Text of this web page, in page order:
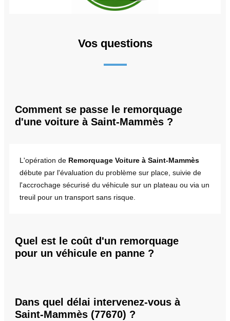
Vos questions
Comment se passe le remorquage
d'une voiture à Saint-Mammès ?
L'opération de Remorquage Voiture à Saint-Mammès
débute par l'évaluation du problème sur place, suivie de
l'accrochage sécurisé du véhicule sur un plateau ou via un
treuil pour un transport sans risque.
Quel est le coût d'un remorquage
pour un véhicule en panne ?
Dans quel délai intervenez-vous à
Saint-Mammès (77670) ?